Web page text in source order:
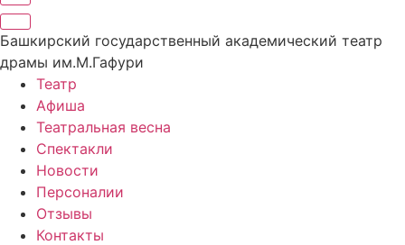
Башкирский государственный академический театр
драмы им.М.Гафури
Театр
Афиша
Театральная весна
Спектакли
Новости
Персоналии
Отзывы
Контакты